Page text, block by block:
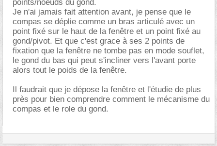
points/noeuds du gond.
Je n'ai jamais fait attention avant, je pense que le
compas se déplie comme un bras articulé avec un
point fixé sur le haut de la fenêtre et un point fixé au
gond/pivot. Et que c'est grace à ses 2 points de
fixation que la fenêtre ne tombe pas en mode souflet,
le gond du bas qui peut s'incliner vers l'avant porte
alors tout le poids de la fenêtre.
Il faudrait que je dépose la fenêtre et l'étudie de plus
près pour bien comprendre comment le mécanisme du
compas et le role du gond.